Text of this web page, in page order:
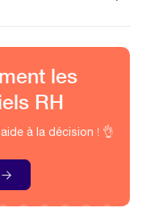
les
RH
à la décision ! 👌